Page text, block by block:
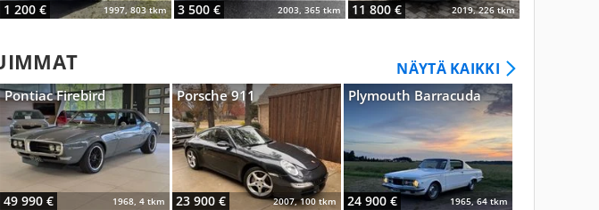
1 200 € 1997, 803 tkm 3 500 € 2003, 365 tkm 11 800 € 2019, 226 tkm
NÄYTÄ KAIKKI
Pontiac Firebird
49 990 € 1968, 4 tkm
Porsche 911
23 900 € 2007, 100 tkm
Plymouth Barracuda
24 900 € 1965, 64 tkm